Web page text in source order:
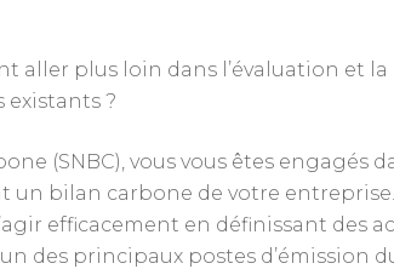
aller plus loin dans l’évaluation et
?
(SNBC), vous vous êtes engagés
un bilan carbone de votre
efficacement en définissant des
des principaux postes d’émission